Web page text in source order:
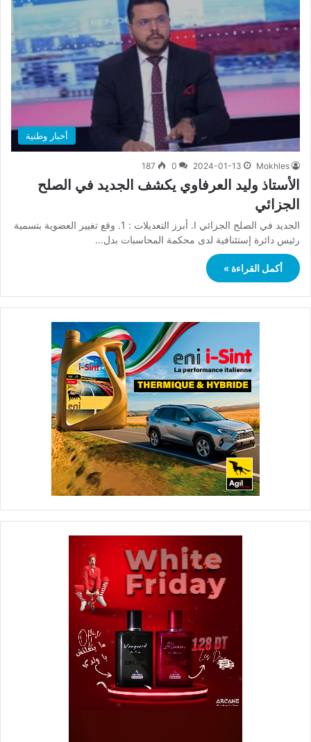
أخبار وطنية
Mokhles
2024-01-13
0
187
الأستاذ وليد العرفاوي يكشف الجديد في الصلح
الجزائي
الجديد في الصلح الجزائي ‏I. أبرز التعديلات : 1. وقع تغيير العضوية بتسمية
رئيس دائرة إستئنافية لدى محكمة المحاسبات بدل…
أكمل القراءة »